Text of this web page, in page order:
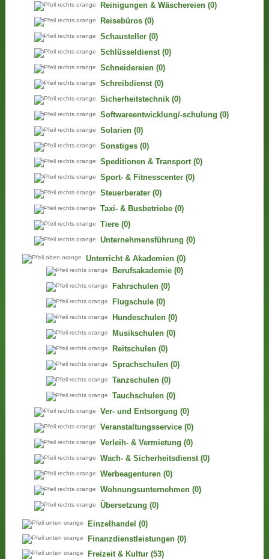
Reinigungen & Wäschereien (0)
Reisebüros (0)
Schausteller (0)
Schlüsseldienst (0)
Schneidereien (0)
Schreibdienst (0)
Sicherheitstechnik (0)
Softwareentwicklung/-schulung (0)
Solarien (0)
Sonstiges (0)
Speditionen & Transport (0)
Sport- & Fitnesscenter (0)
Steuerberater (0)
Taxi- & Busbetriebe (0)
Tiere (0)
Unternehmensführung (0)
Unterricht & Akademien (0)
Berufsakademie (0)
Fahrschulen (0)
Flugschule (0)
Hundeschulen (0)
Musikschulen (0)
Reitschulen (0)
Sprachschulen (0)
Tanzschulen (0)
Tauchschulen (0)
Ver- und Entsorgung (0)
Veranstaltungsservice (0)
Verleih- & Vermietung (0)
Wach- & Sicherheitsdienst (0)
Werbeagenturen (0)
Wohnungsunternehmen (0)
Übersetzung (0)
Einzelhandel (0)
Finanzdienstleistungen (0)
Freizeit & Kultur (53)